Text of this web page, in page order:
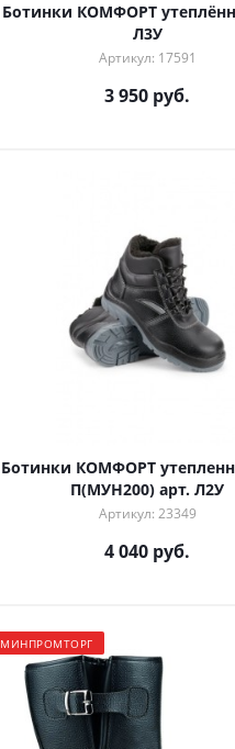
Ботинки КОМФОРТ
Л3У
Артикул: 17591
3 950 руб.
Ботинки КОМФОРТ
П(МУН200) арт. Л2У
Артикул: 23349
4 040 руб.
МИНПРОМТОРГ